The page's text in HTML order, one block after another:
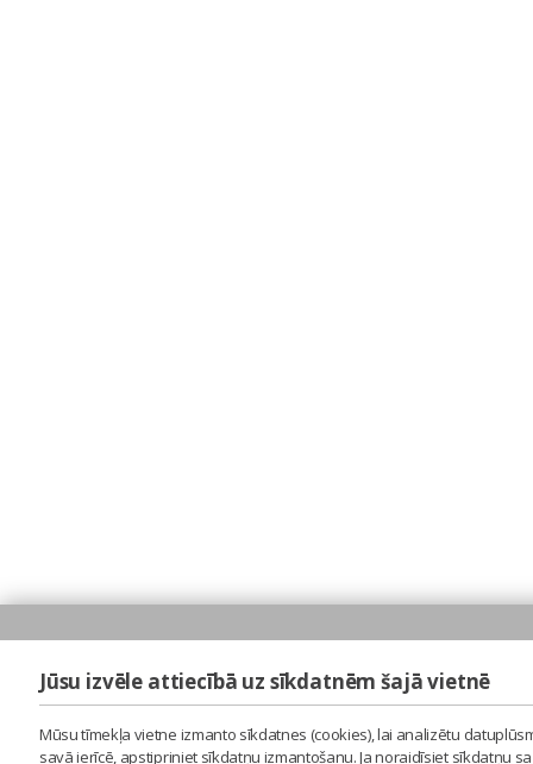
Jūsu izvēle attiecībā uz sīkdatnēm šajā vietnē
Mūsu tīmekļa vietne izmanto sīkdatnes (cookies), lai analizētu
savā ierīcē, apstipriniet sīkdatņu izmantošanu. Ja noraidīsiet sīkdatņu